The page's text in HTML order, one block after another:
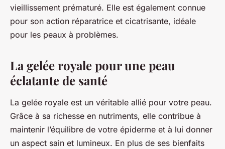
vieillissement prématuré. Elle est également connue
pour son action réparatrice et cicatrisante, idéale
pour les peaux à problèmes.
La gelée royale pour une peau
éclatante de santé
La gelée royale est un véritable allié pour votre peau.
Grâce à sa richesse en nutriments, elle contribue à
maintenir l’équilibre de votre épiderme et à lui donner
un aspect sain et lumineux. En plus de ses bienfaits